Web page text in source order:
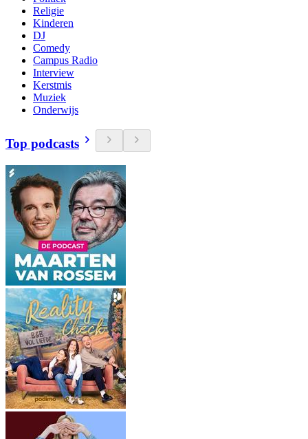
Religie
Kinderen
DJ
Comedy
Campus Radio
Interview
Kerstmis
Muziek
Onderwijs
Top podcasts